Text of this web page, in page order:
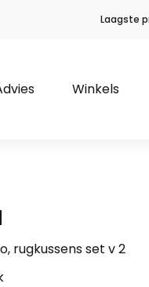
Laagste
Winkels
rugkussens set v 2